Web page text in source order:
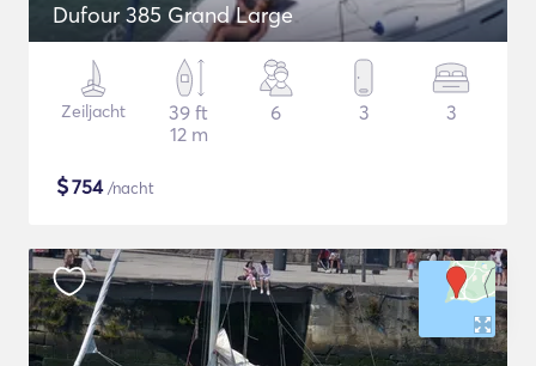
Dufour 385 Grand Large
Zeiljacht
39 ft
12 m
6 3 3
$754/nacht